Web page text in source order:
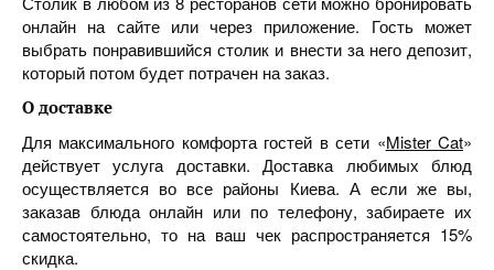
онлайн на сайте или через приложение. Гость может
выбрать понравившийся столик и внести за него депозит,
который потом будет потрачен на заказ.
О доставке
Для максимального комфорта гостей в сети «Mister Cat»
действует услуга доставки. Доставка любимых блюд
осуществляется во все районы Киева. А если же вы,
заказав блюда онлайн или по телефону, забираете их
самостоятельно, то на ваш чек распространяется 15%
скидка.